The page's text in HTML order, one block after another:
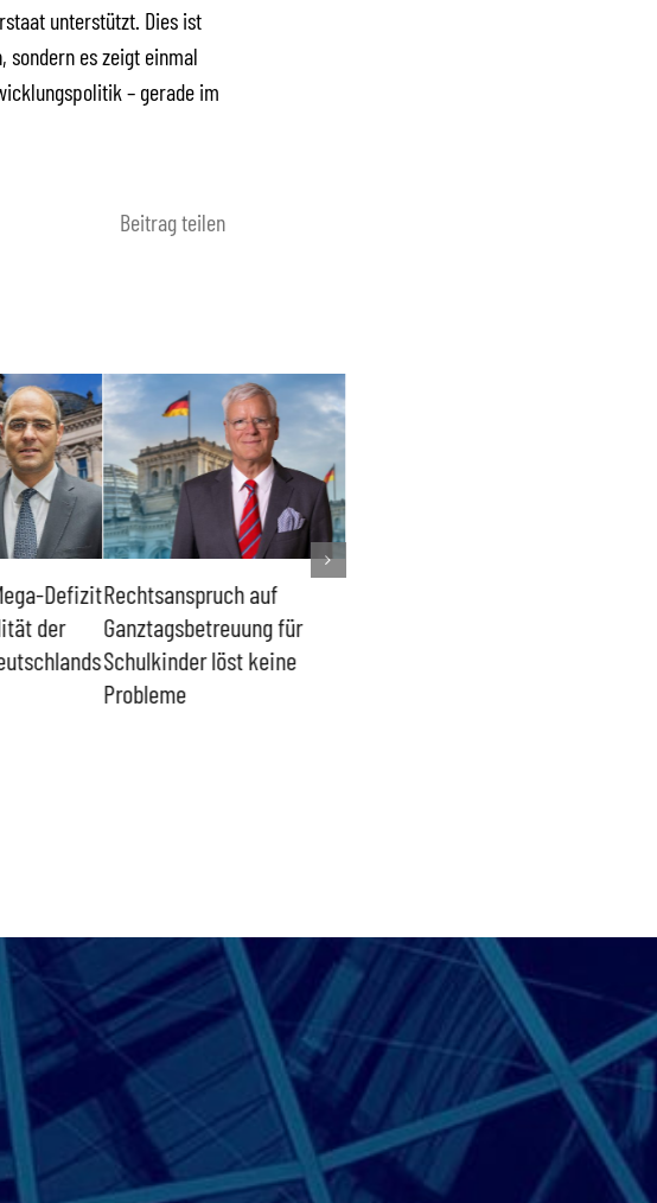
unterstützt. Dies ist
es zeigt einmal
– gerade im
Beitrag teilen
Defizit
der
Rechtsanspruch auf
Ganztagsbetreuung für
Schulkinder löst keine
Probleme